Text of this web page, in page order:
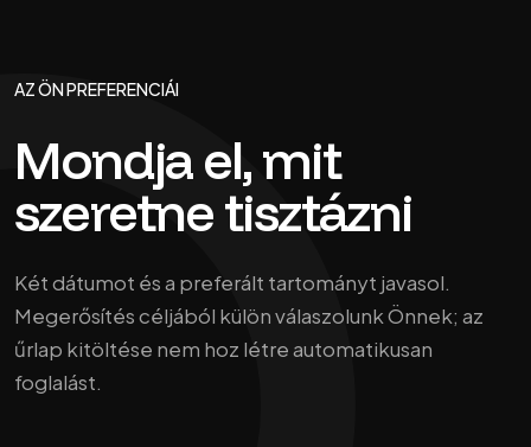
AZ ÖN PREFERENCIÁI
Mondja el, mit
szeretne tisztázni
Két dátumot és a preferált tartományt javasol.
Megerősítés céljából külön válaszolunk Önnek; az
űrlap kitöltése nem hoz létre automatikusan
foglalást.